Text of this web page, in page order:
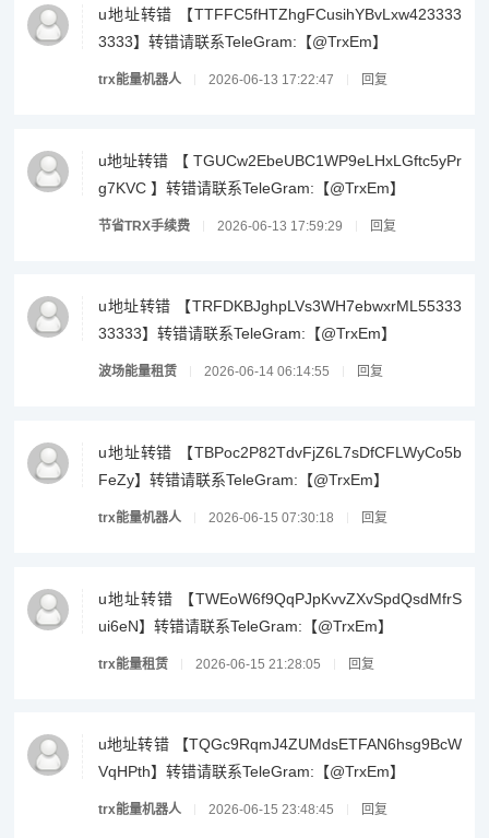
u地址转错 【TTFFC5fHTZhgFCusihYBvLxw423333
3333】转错请联系TeleGram:【@TrxEm】
trx能量机器人 2026-06-13 17:22:47 回复
u地址转错 【 TGUCw2EbeUBC1WP9eLHxLGftc5yPr
g7KVC 】转错请联系TeleGram:【@TrxEm】
节省TRX手续费 2026-06-13 17:59:29 回复
u地址转错 【TRFDKBJghpLVs3WH7ebwxrML55333
33333】转错请联系TeleGram:【@TrxEm】
波场能量租赁 2026-06-14 06:14:55 回复
u地址转错 【TBPoc2P82TdvFjZ6L7sDfCFLWyCo5b
FeZy】转错请联系TeleGram:【@TrxEm】
trx能量机器人 2026-06-15 07:30:18 回复
u地址转错 【TWEoW6f9QqPJpKvvZXvSpdQsdMfrS
ui6eN】转错请联系TeleGram:【@TrxEm】
trx能量租赁 2026-06-15 21:28:05 回复
u地址转错 【TQGc9RqmJ4ZUMdsETFAN6hsg9BcW
VqHPth】转错请联系TeleGram:【@TrxEm】
trx能量机器人 2026-06-15 23:48:45 回复